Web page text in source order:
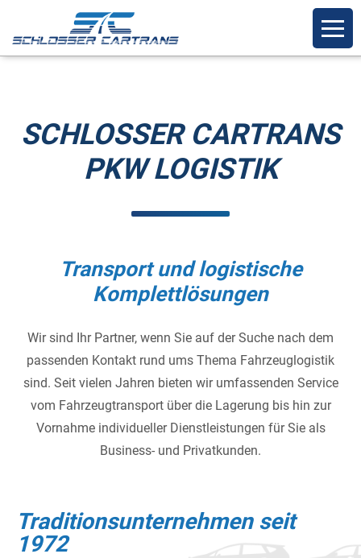
SCHLOSSER CARTRANS
PKW LOGISTIK
Transport und logistische
Komplettlösungen
Wir sind Ihr Partner, wenn Sie auf der Suche nach dem
passenden Kontakt rund ums Thema Fahrzeuglogistik
sind. Seit vielen Jahren bieten wir umfassenden Service
vom Fahrzeugtransport über die Lagerung bis hin zur
Vornahme individueller Dienstleistungen für Sie als
Business- und Privatkunden.
Traditionsunternehmen seit
1972